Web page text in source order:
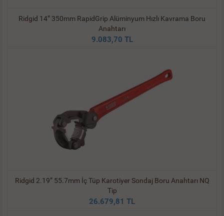
Ridgid 14” 350mm RapidGrip Alüminyum Hızlı Kavrama Boru
Anahtarı
9.083,70 TL
Ridgid 2.19” 55.7mm İç Tüp Karotiyer Sondaj Boru Anahtarı NQ
Tip
26.679,81 TL